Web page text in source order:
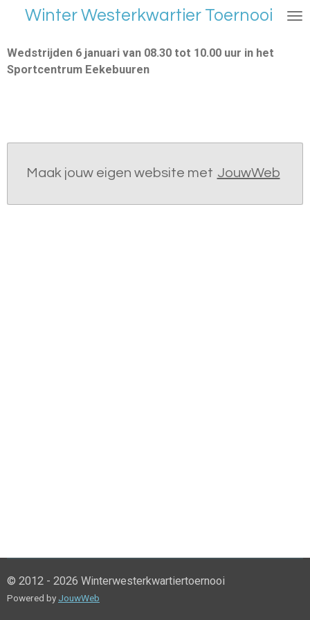
naar
de
Winter Westerkwartier Toernooi
Wedstrijden 6 januari van 08.30 tot 10.00 uur in het
Sportcentrum Eekebuuren
Maak jouw eigen website met JouwWeb
© 2012 - 2026 Winterwesterkwartiertoernooi
Powered by JouwWeb